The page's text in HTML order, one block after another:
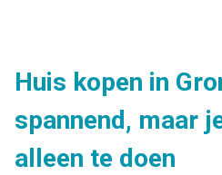
Huis kopen in
spannend, maar
alleen te doen